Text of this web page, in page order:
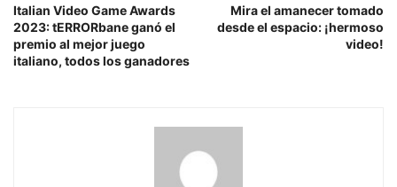
Italian Video Game Awards
2023: tERRORbane ganó el
premio al mejor juego
italiano, todos los ganadores
Mira el amanecer tomado
desde el espacio: ¡hermoso
video!